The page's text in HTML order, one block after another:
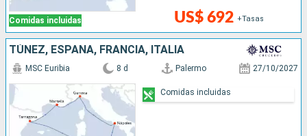
Comidas incluidas US$ 692 +Tasas
TÚNEZ, ESPAÑA, FRANCIA, ITALIA
MSC Euribia 8 d Palermo 27/10/2027
Comidas incluidas